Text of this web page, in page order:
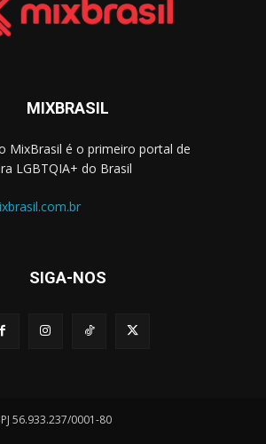
MIXBRASIL
MixBrasil é o primeiro portal de
LGBTQIA+ do Brasil
SIGA-NOS
56.933.237/0001-80